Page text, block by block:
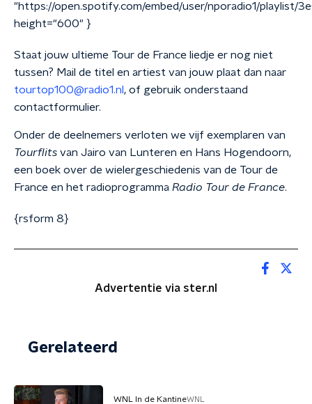
"https://open.spotify.com/embed/user/nporadio1/playlist/
height="600" }
Staat jouw ultieme Tour de France liedje er nog niet
tussen? Mail de titel en artiest van jouw plaat dan naar
tourtop100@radio1.nl , of gebruik onderstaand
contactformulier.
Onder de deelnemers verloten we vijf exemplaren van
Tourflits van Jairo van Lunteren en Hans Hogendoorn,
een boek over de wielergeschiedenis van de Tour de
France en het radioprogramma Radio Tour de France.
{rsform 8}
Advertentie via ster.nl
Gerelateerd
WNL In de KantineWNL